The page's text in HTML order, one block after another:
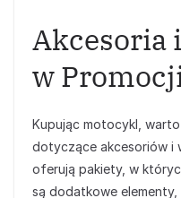
Akcesoria
w
Kupując motocykl,
dotyczące akcesoriów i
oferują pakiety, w
są dodatkowe elementy,